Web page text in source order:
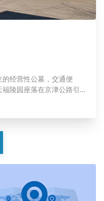
经营性公墓，交通便
陵园座落在京津公路引
通便利，天福陵园土地资
，是一座集历